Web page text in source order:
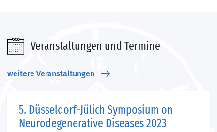
Veranstaltungen und Termine
weitere Veranstaltungen
5. Düsseldorf-Jülich Symposium on
Neurodegenerative Diseases 2023